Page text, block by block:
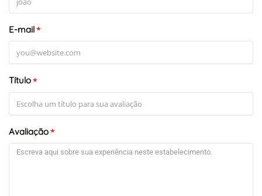
E-mail*
Título*
Avaliação*